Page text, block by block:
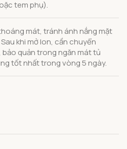
tem phụ).
mát, tránh ánh nắng mặt
khi mở lon, cần chuyển
bảo quản trong ngăn mát tủ
tốt nhất trong vòng 5 ngày.